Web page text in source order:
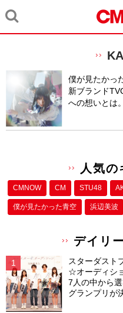
僕が見たかっ
新ブランド
への想いとは。
人気の
CMNOW CM STU48
僕が⾒たかった⻘空 浜辺美波
デイリ
スターダスト
☆オーディシ
7人の中から
グランプリが